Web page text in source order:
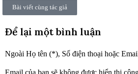
Bài viết cùng tác giả
Để lại một bình luận
Ngoài Họ tên (*), Số điện thoại hoặc
Email của bạn sẽ không được hiển thị